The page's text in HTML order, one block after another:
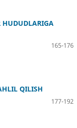
HUDUDLARIGA
165-176
QILISH
177-192